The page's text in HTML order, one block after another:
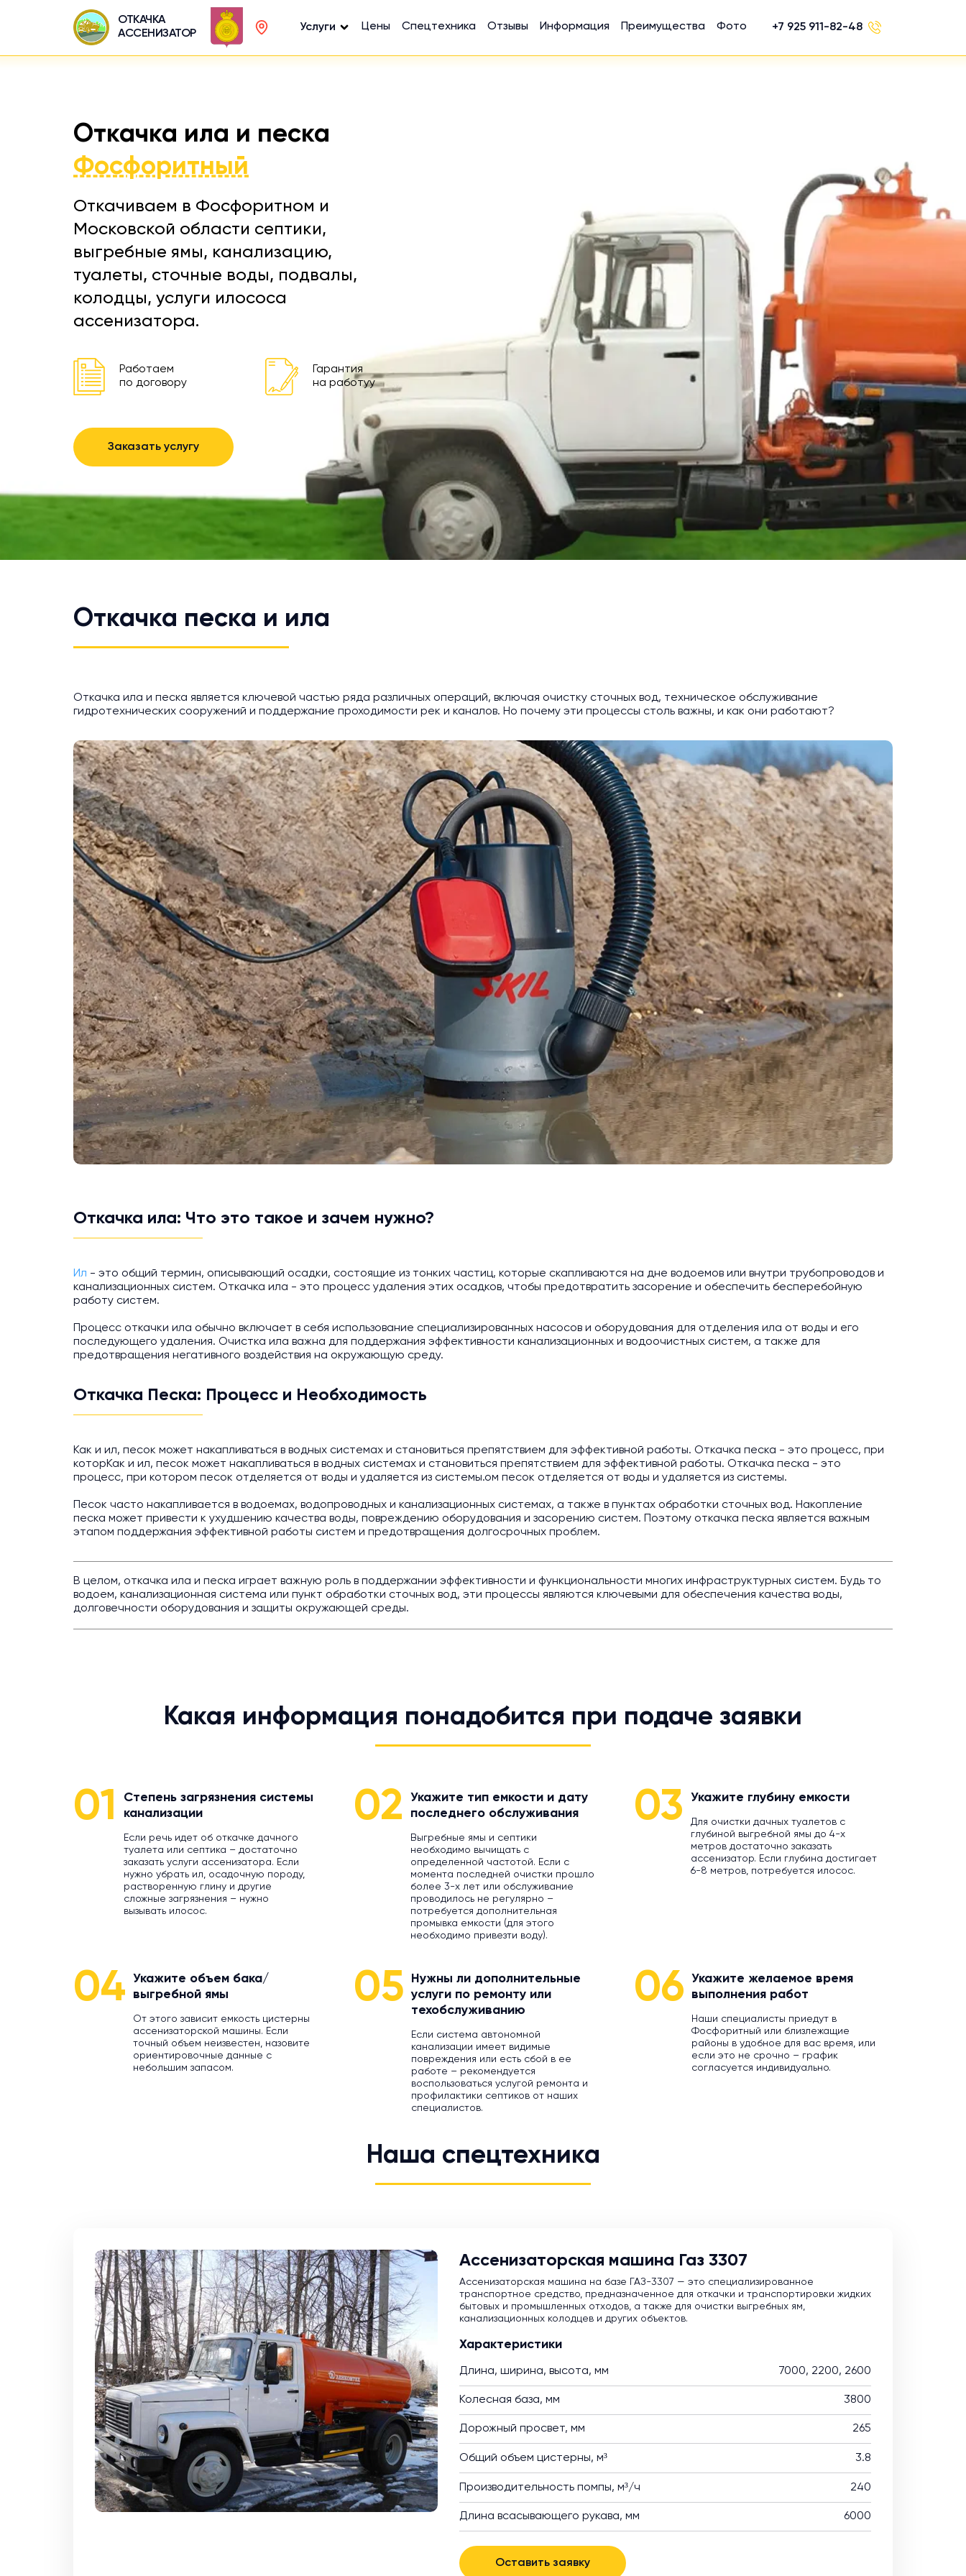
ОТКАЧКА
АССЕНИЗАТОР
Услуги Цены Спецтехника Отзывы Информация Преимущества Фото +7 925 911-82-48
Откачка ила и песка
Фосфоритный
Откачиваем в Фосфоритном и
Московской области септики,
выгребные ямы, канализацию,
туалеты, сточные воды, подвалы,
колодцы, услуги илососа
ассенизатора.
Работаем
по договору
Гарантия
на работуу
Заказать услугу
Откачка песка и ила
Откачка ила и песка является ключевой частью ряда различных операций, включая очистку сточных вод, техническое обслуживание
гидротехнических сооружений и поддержание проходимости рек и каналов. Но почему эти процессы столь важны, и как они работают?
Откачка ила: Что это такое и зачем нужно?
Ил - это общий термин, описывающий осадки, состоящие из тонких частиц, которые скапливаются на дне водоемов или внутри трубопроводов и
канализационных систем. Откачка ила - это процесс удаления этих осадков, чтобы предотвратить засорение и обеспечить бесперебойную
работу систем.
Процесс откачки ила обычно включает в себя использование специализированных насосов и оборудования для отделения ила от воды и его
последующего удаления. Очистка ила важна для поддержания эффективности канализационных и водоочистных систем, а также для
предотвращения негативного воздействия на окружающую среду.
Откачка Песка: Процесс и Необходимость
Как и ил, песок может накапливаться в водных системах и становиться препятствием для эффективной работы. Откачка песка - это процесс, при
которКак и ил, песок может накапливаться в водных системах и становиться препятствием для эффективной работы. Откачка песка - это
процесс, при котором песок отделяется от воды и удаляется из системы.ом песок отделяется от воды и удаляется из системы.
Песок часто накапливается в водоемах, водопроводных и канализационных системах, а также в пунктах обработки сточных вод. Накопление
песка может привести к ухудшению качества воды, повреждению оборудования и засорению систем. Поэтому откачка песка является важным
этапом поддержания эффективной работы систем и предотвращения долгосрочных проблем.
В целом, откачка ила и песка играет важную роль в поддержании эффективности и функциональности многих инфраструктурных систем. Будь то
водоем, канализационная система или пункт обработки сточных вод, эти процессы являются ключевыми для обеспечения качества воды,
долговечности оборудования и защиты окружающей среды.
Какая информация понадобится при подаче заявки
01
Степень загрязнения системы
канализации
Если речь идет об откачке дачного
туалета или септика – достаточно
заказать услуги ассенизатора. Если
нужно убрать ил, осадочную породу,
растворенную глину и другие
сложные загрязнения – нужно
вызывать илосос.
02
Укажите тип емкости и дату
последнего обслуживания
Выгребные ямы и септики
необходимо вычищать с
определенной частотой. Если с
момента последней очистки прошло
более 3-х лет или обслуживание
проводилось не регулярно –
потребуется дополнительная
промывка емкости (для этого
необходимо привезти воду).
03 Укажите глубину емкости
Для очистки дачных туалетов с
глубиной выгребной ямы до 4-х
метров достаточно заказать
ассенизатор. Если глубина достигает
6-8 метров, потребуется илосос.
04
Укажите объем бака/
выгребной ямы
От этого зависит емкость цистерны
ассенизаторской машины. Если
точный объем неизвестен, назовите
ориентировочные данные с
небольшим запасом.
05
Нужны ли дополнительные
услуги по ремонту или
техобслуживанию
Если система автономной
канализации имеет видимые
повреждения или есть сбой в ее
работе – рекомендуется
воспользоваться услугой ремонта и
профилактики септиков от наших
специалистов.
06
Укажите желаемое время
выполнения работ
Наши специалисты приедут в
Фосфоритный или близлежащие
районы в удобное для вас время, или
если это не срочно – график
согласуется индивидуально.
Наша спецтехника
Ассенизаторская машина Газ 3307
Ассенизаторская машина на базе ГАЗ-3307 — это специализированное
транспортное средство, предназначенное для откачки и транспортировки жидких
бытовых и промышленных отходов, а также для очистки выгребных ям,
канализационных колодцев и других объектов.
Характеристики
Длина, ширина, высота, мм 7000, 2200, 2600
Колесная база, мм 3800
Дорожный просвет, мм 265
Общий объем цистерны, м³ 3.8
Производительность помпы, м³/ч 240
Длина всасывающего рукава, мм 6000
Оставить заявку